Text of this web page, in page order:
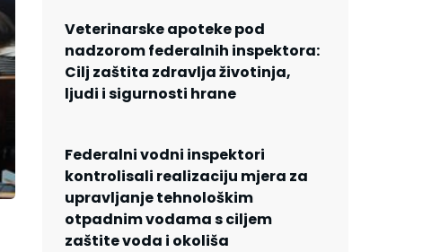
Veterinarske apoteke pod
nadzorom federalnih inspektora:
Cilj zaštita zdravlja životinja,
ljudi i sigurnosti hrane
Federalni vodni inspektori
kontrolisali realizaciju mjera za
upravljanje tehnološkim
otpadnim vodama s ciljem
zaštite voda i okoliša